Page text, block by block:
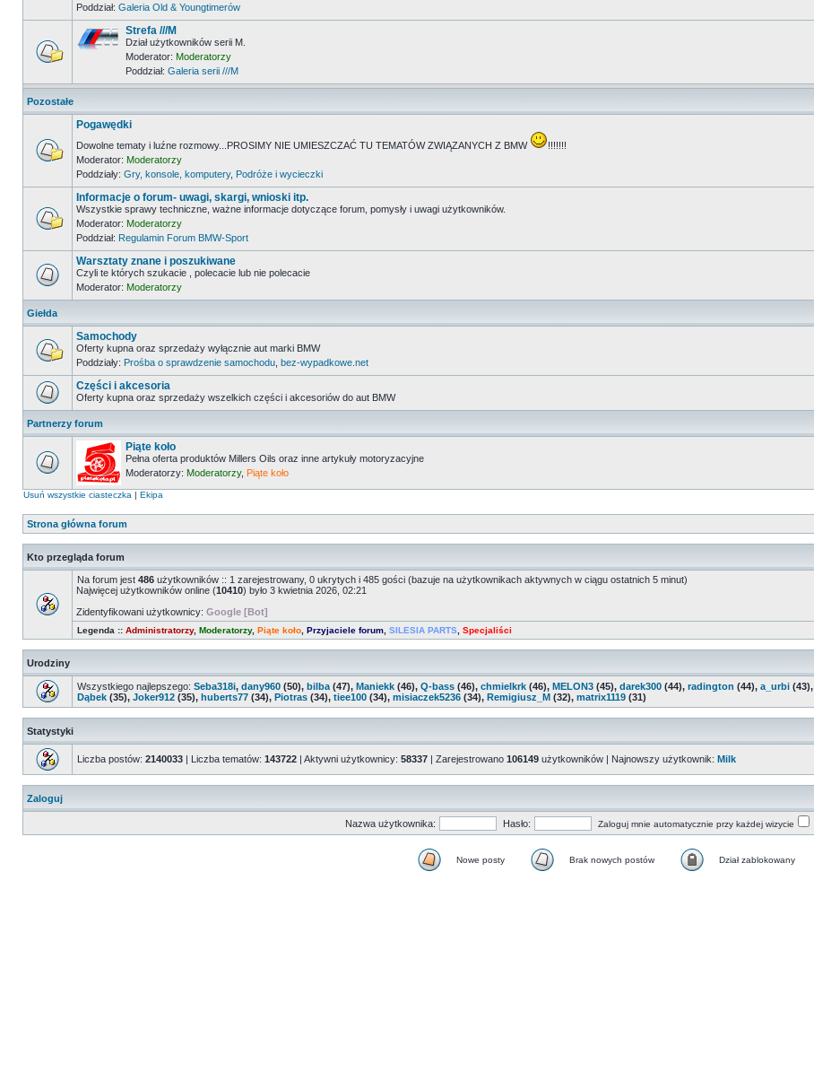
Poddział: Galeria Old & Youngtimerów
Strefa ///M
Dział użytkowników serii M.
Moderator: Moderatorzy
Poddział: Galeria serii ///M
Pozostałe
Pogawędki
Dowolne tematy i luźne rozmowy...PROSIMY NIE UMIESZCZAĆ TU TEMATÓW ZWIĄZANYCH Z BMW
!!!!!!!
Moderator: Moderatorzy
Poddziały: Gry, konsole, komputery, Podróże i wycieczki
Informacje o forum- uwagi, skargi, wnioski itp.
Wszystkie sprawy techniczne, ważne informacje dotyczące forum, pomysły i uwagi użytkowników.
Moderator: Moderatorzy
Poddział: Regulamin Forum BMW-Sport
Warsztaty znane i poszukiwane
Czyli te których szukacie , polecacie lub nie polecacie
Moderator: Moderatorzy
Giełda
Samochody
Oferty kupna oraz sprzedaży wyłącznie aut marki BMW
Poddziały: Prośba o sprawdzenie samochodu bez-wypadkowe.net
Części i akcesoria
Oferty kupna oraz sprzedaży wszelkich części i akcesoriów do aut BMW
Partnerzy forum
Piąte koło
Pełna oferta produktów Millers Oils oraz inne artykuły motoryzacyjne
Moderatorzy: Moderatorzy, Piąte koło
Usuń wszystkie ciasteczka | Ekipa
Strona główna forum
Kto przegląda forum
Na forum jest 486 użytkowników :: 1 zarejestrowany, 0 ukrytych i 485 gości (bazuje na użytkownikach aktywnych w ciągu ostatnich 5 minut)
Najwięcej użytkowników online (10410) było 3 kwietnia 2026, 02:21
Zidentyfikowani użytkownicy: Google [Bot]
Legenda :: Administratorzy, Moderatorzy, Piąte koło Przyjaciele forum SILESIA PARTS Specjaliści
Urodziny
Wszystkiego najlepszego: Seba318i, dany960 (50), bilba (47), Maniekk (46), Q-bass (46), chmielkrk (46), MELON3 (45), darek300 (44), radington (44), a_urbi (43),
Dąbek (35), Joker912 (35), huberts77 (34), Piotras (34), tiee100 (34), misiaczek5236 (34), Remigiusz_M (32), matrix1119 (31)
Statystyki
Liczba postów: 2140033 | Liczba tematów: 143722 | Aktywni użytkownicy: 58337 | Zarejestrowano 106149 użytkowników | Najnowszy użytkownik: Milk
Zaloguj
Nazwa użytkownika: Hasło: Zaloguj mnie automatycznie przy każdej wizycie
Nowe posty Brak nowych postów Dział zablokowany